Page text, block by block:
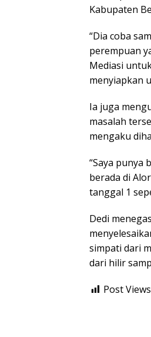
Kabupaten
“Dia coba
perempuan
Mediasi
menyiapkan
Ia juga
masalah
mengaku
“Saya punya
berada di
tanggal 1
Dedi
simpati dari
dari hilir
Post